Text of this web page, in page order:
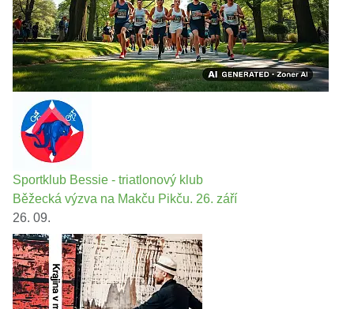
Sportklub Bessie - triatlonový klub
Běžecká výzva na Makču Pikču. 26. září
26. 09.